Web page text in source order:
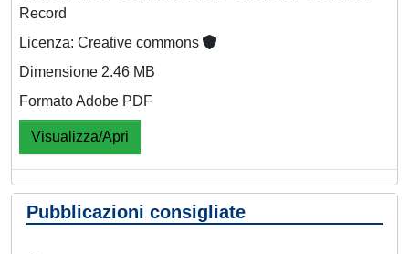
Record
Licenza: Creative commons
Dimensione 2.46 MB
Formato Adobe PDF
Visualizza/Apri
Pubblicazioni consigliate